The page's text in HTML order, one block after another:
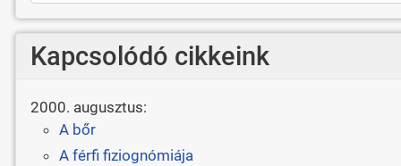
Kapcsolódó cikkeink
2000. augusztus:
A bőr
A férfi fiziognómiája